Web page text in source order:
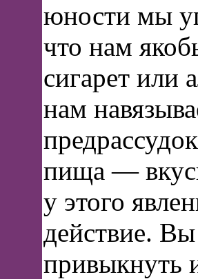
юности мы
что нам
сигарет или
нам
пища —
у этого
действие.
привыкнуть